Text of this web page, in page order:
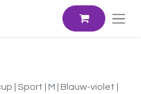
| Sport | M | Blauw-violet |